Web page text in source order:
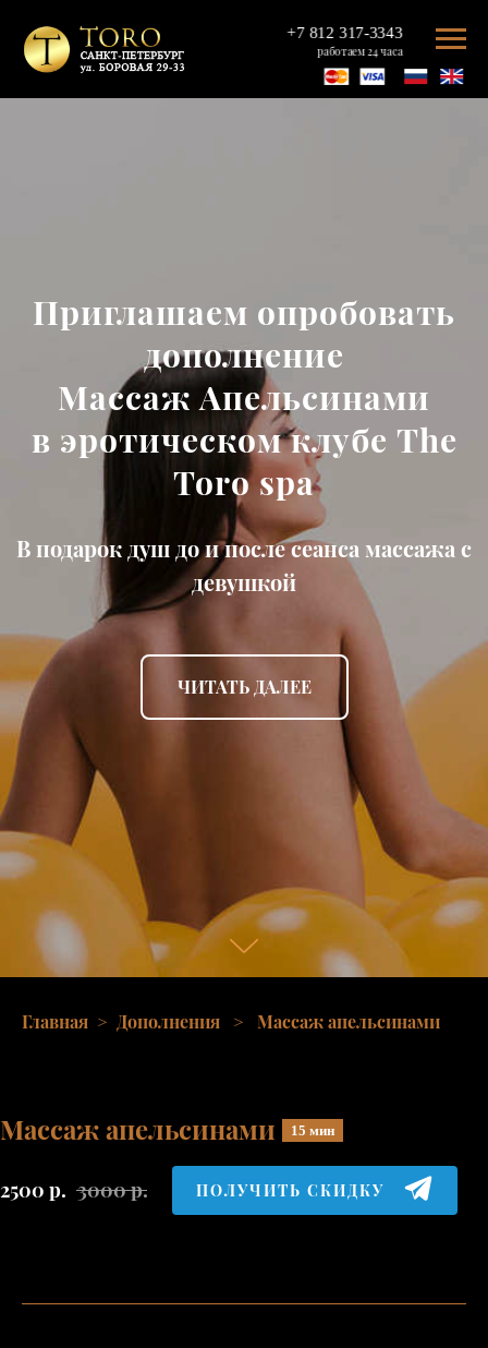
+7 812 317-3343
работаем 24 часа
Приглашаем опробовать
дополнение
Массаж Апельсинами
в эротическом клубе The
Toro spa
В подарок душ до и после сеанса массажа с
девушкой
ЧИТАТЬ ДАЛЕЕ
Главная > Дополнения > Массаж апельсинами
Массаж апельсинами 15 мин
2500 р. 3000р. ПОЛУЧИТЬ СКИДКУ